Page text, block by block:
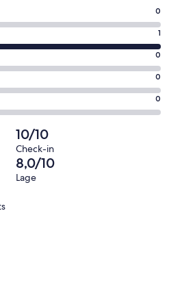
0
1
0
0
0
10/10
Check-in
8,0/10
Lage